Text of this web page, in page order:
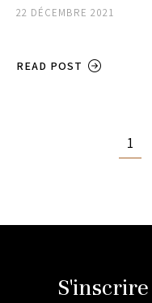
22 DÉCEMBRE 2021
READ POST
1